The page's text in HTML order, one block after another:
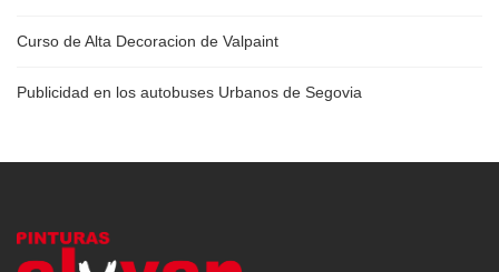
Curso de Alta Decoracion de Valpaint
Publicidad en los autobuses Urbanos de Segovia